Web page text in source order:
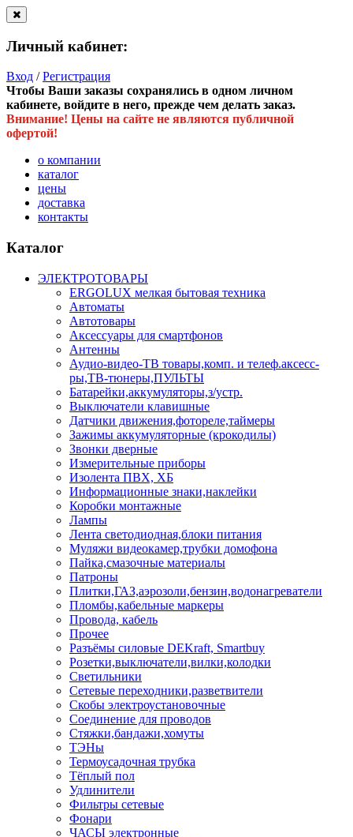
Личный кабинет:
Вход /Регистрация
Чтобы Ваши заказы сохранялись в одном личном
кабинете, войдите в него, прежде чем делать заказ.
Внимание! Цены на сайте не являются публичной
офертой!
о компании
каталог
цены
доставка
контакты
Каталог
ЭЛЕКТРОТОВАРЫ
ERGOLUX мелкая бытовая техника
Автоматы
Автотовары
Аксессуары для смартфонов
Антенны
Аудио-видео-ТВ товары,комп. и телеф.аксесс-
ры,ТВ-тюнеры,ПУЛЬТЫ
Батарейки,аккумуляторы,з/устр.
Выключатели клавишные
Датчики движения,фотореле,таймеры
Зажимы аккумуляторные (крокодилы)
Звонки дверные
Измерительные приборы
Изолента ПВХ, ХБ
Информационные знаки,наклейки
Коробки монтажные
Лампы
Лента светодиодная,блоки питания
Муляжи видеокамер,трубки домофона
Пайка,смазочные материалы
Патроны
Плитки,ГАЗ,аэрозоли,бензин,водонагреватели
Пломбы,кабельные маркеры
Провода, кабель
Прочее
Разъёмы силовые DEKraft, Smartbuy
Розетки,выключатели,вилки,колодки
Светильники
Сетевые переходники,разветвители
Скобы электроустановочные
Соединение для проводов
Стяжки,бандажи,хомуты
ТЭНы
Термоусадочная трубка
Тёплый пол
Удлинители
Фильтры сетевые
Фонари
ЧАСЫ электронные